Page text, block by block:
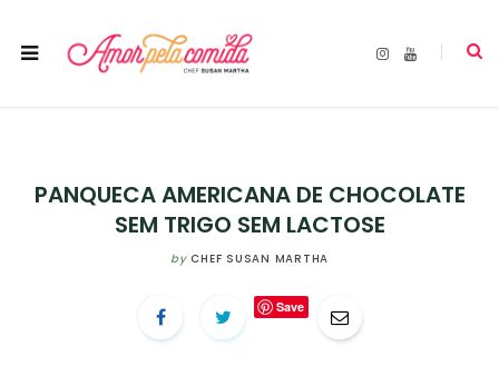
I
Y
PANQUECA AMERICANA DE CHOCOLATE
SEM TRIGO SEM LACTOSE
by CHEF SUSAN MARTHA
Save